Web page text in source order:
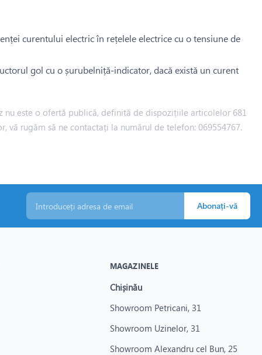
curentului electric în rețelele electrice cu o tensiune de
gol cu ​​o șurubelniță-indicator, dacă există un curent
este o ofertă publică, definită de dispozițiile articolelor 681
vă rugăm să ne contactați la numărul de telefon: 069554767.
Abonați-vă
MAGAZINELE
Chișinău
Showroom Petricani, 31
Showroom Uzinelor, 31
Showroom Alexandru cel Bun, 25